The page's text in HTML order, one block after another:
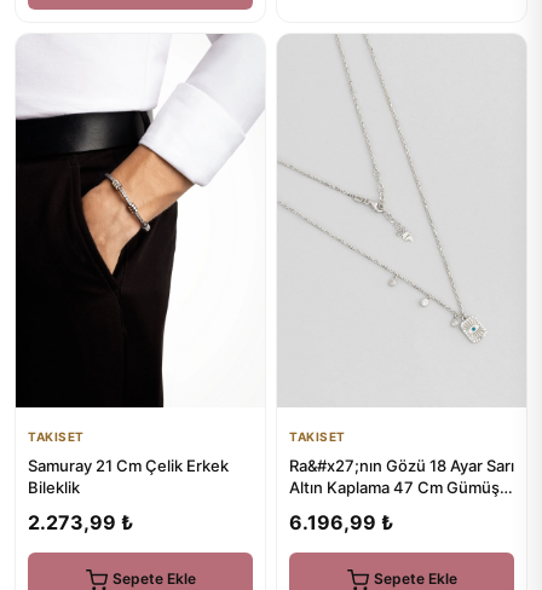
TAKISET
Samuray 21 Cm Çelik Erkek
Bileklik
2.273,99 ₺
Sepete Ekle
TAKISET
Ra&#x27;nın Gözü 18 Ayar Sarı
Altın Kaplama 47 Cm Gümüş
6.196,99 ₺
Sepete Ekle